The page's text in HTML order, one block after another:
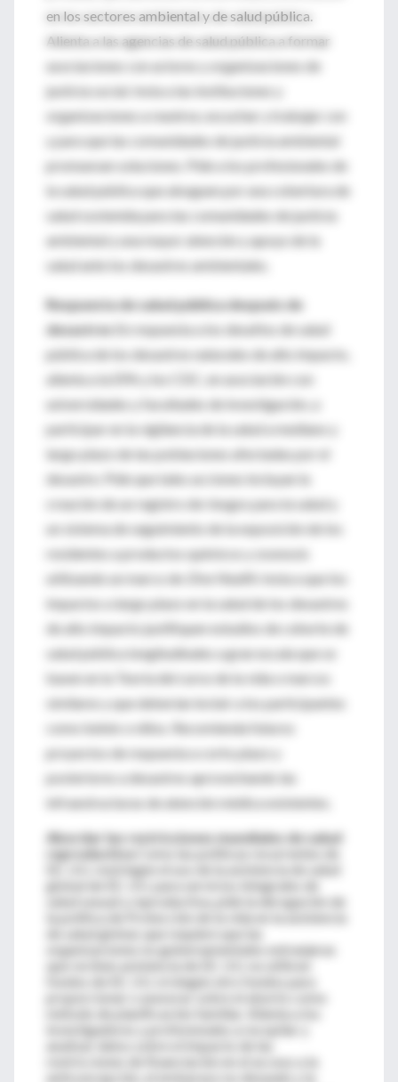
en los sectores ambiental y de salud pública.
Alienta a las agencias de salud pública a formar
asociaciones con actores y organizaciones de
justicia social. Insta a las instituciones y
organizaciones a reunirse, escuchar y trabajar con
y para que las comunidades de justicia ambiental
promuevan soluciones. Pide a los profesionales de
la salud pública que aboguen por una cobertura de
salud sostenida para las comunidades de justicia
ambiental y una mayor atención y apoyo de la
salud ante los desastres ambientales.
Respuesta de salud pública después de
desastres En respuesta a los desafíos de salud
pública de los desastres naturales de alto impacto,
alienta a la EPA y los CDC, en asociación con
universidades y facultades de investigación, a
participar en la vigilancia de la salud a mediano y
largo plazo de las poblaciones afectadas por el
desastre. Pide que tales acciones incluyan la
creación de un registro de riesgos para la salud y
un sistema de seguimiento de la exposición de los
residentes a productos químicos y zoonosis
utilizando un marco de
One Health
. Insta a que los
impactos a largo plazo en la salud de los desastres
de alto impacto justifiquen estudios de cohorte de
salud pública longitudinales a gran escala que se
basen en la Teoría del curso de la vida o marcos
similares y que deberían incluir a los participantes
como bebés o niños. Recomienda futuros
proyectos de respuesta a corto plazo y
posteriores a desastres aprovechando las
infraestructuras de atención médica existentes.
Abordar las restricciones mundiales de salud
EE. UU. restringen el uso de la asistencia de salud
salud sexual y reproductiva, pide la derogación de
organizaciones no gubernamentales extranjeras
investigadores y profesionales a recopilar y
restricciones de financiación en el acceso a la